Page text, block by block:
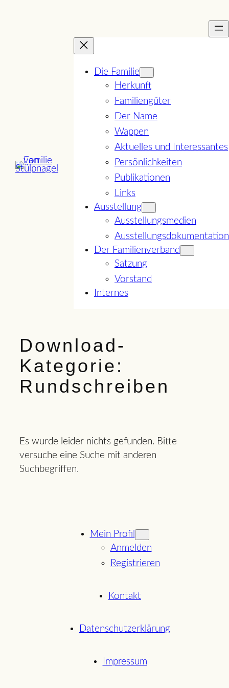
Die Familie
Herkunft
Familiengüter
Der Name
Wappen
Aktuelles und Interessantes
Persönlichkeiten
Publikationen
Links
Ausstellung
Ausstellungsmedien
Ausstellungsdokumentation
Der Familienverband
Satzung
Vorstand
Internes
Download-
Kategorie:
Rundschreiben
Es wurde leider nichts gefunden. Bitte
versuche eine Suche mit anderen
Suchbegriffen.
Mein Profil
Anmelden
Registrieren
Kontakt
Datenschutzerklärung
Impressum